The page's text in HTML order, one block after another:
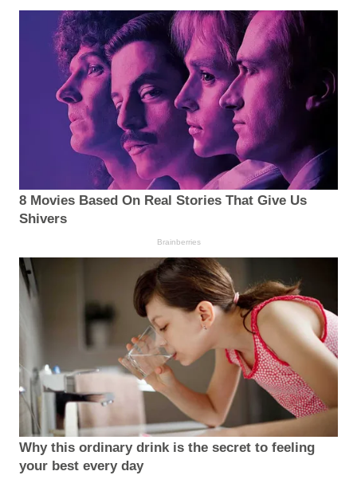
8 Movies Based On Real Stories That Give Us
Shivers
Brainberries
Why this ordinary drink is the secret to feeling
your best every day